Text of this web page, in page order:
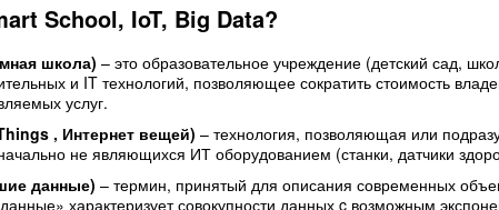
School, IoT, Big Data?
школа) – это образовательное учреждение (детский сад,
и IT технологий, позволяющее сократить стоимость
услуг.
, Интернет вещей) – технология, позволяющая или
не являющихся ИТ оборудованием (станки, датчики
данные) – термин, принятый для описания современных
характеризует совокупности данных c возможным